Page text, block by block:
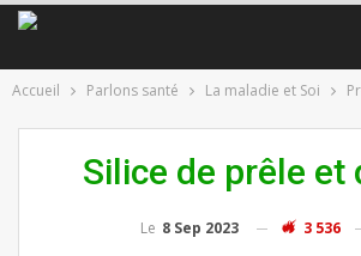
Accueil Parlons santé La maladie et Soi
Silice de prêle et
Le 8 Sep 2023 3 536